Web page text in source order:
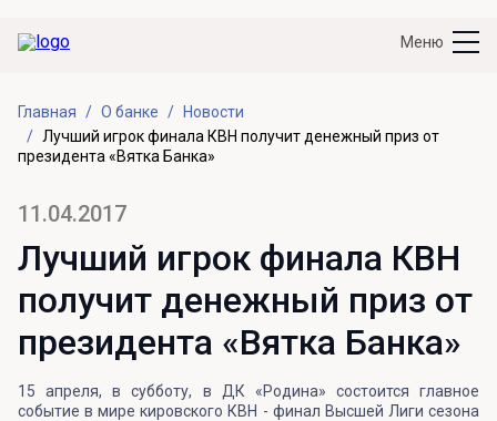
Меню
Главная О банке
Новости
Лучший игрок финала КВН получит денежный приз от
президента «Вятка Банка»
11.04.2017
Лучший игрок финала КВН
получит денежный приз от
президента «Вятка Банка»
15 апреля, в субботу, в ДК «Родина» состоится главное
событие в мире кировского КВН - финал Высшей Лиги сезона